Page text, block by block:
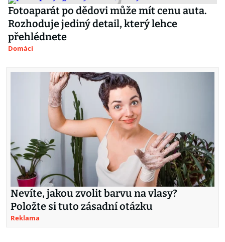
Fotoaparát po dědovi může mít cenu auta.
Rozhoduje jediný detail, který lehce
přehlédnete
Domácí
Nevíte, jakou zvolit barvu na vlasy?
Položte si tuto zásadní otázku
Reklama